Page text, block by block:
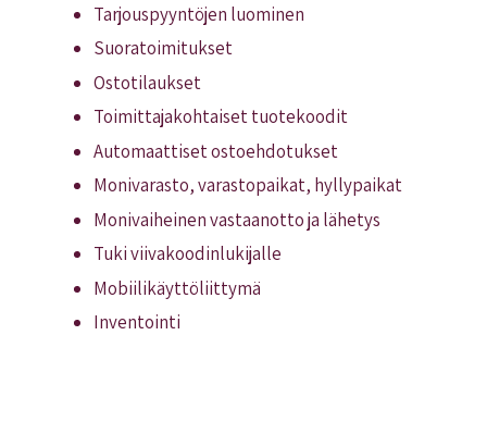
Tarjouspyyntöjen luominen
Suoratoimitukset
Ostotilaukset
Toimittajakohtaiset tuotekoodit
Automaattiset ostoehdotukset
Monivarasto, varastopaikat, hyllypaikat
Monivaiheinen vastaanotto ja lähetys
Tuki viivakoodinlukijalle
Mobiilikäyttöliittymä
Inventointi